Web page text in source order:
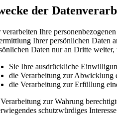
der
verarbeiten Ihre
Ihrer persönlichen Daten
Daten nur an Dritte weiter,
Sie Ihre ausdrückliche
die Verarbeitung zur Abwicklung
die Verarbeitung zur Erfüllung
zur Wahrung
schutzwürdiges